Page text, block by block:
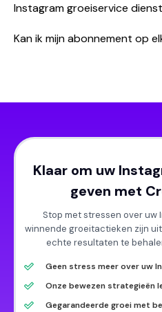
Instagram groeiservice
Kan ik mijn abonnement op
Klaar om uw
geven met
Stop met stressen over
winnende groeitactieken zijn
echte resultaten te
Geen stress meer over uw
Onze bewezen strategieën
Gegarandeerde groei met